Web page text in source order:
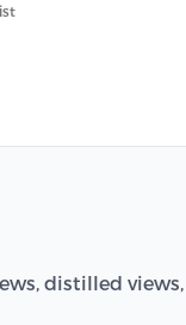
distilled